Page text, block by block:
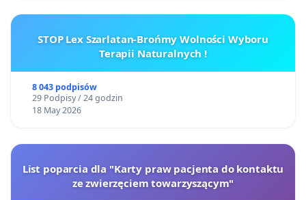
STOP Lex Szarlatan-Brońmy Wolności Wyboru
Terapii Naturalnych !
8 043 podpisów
29 Podpisy / 24 godzin
18 May 2026
List poparcia dla "Karty praw pacjenta do kontaktu
ze zwierzęciem towarzyszącym"